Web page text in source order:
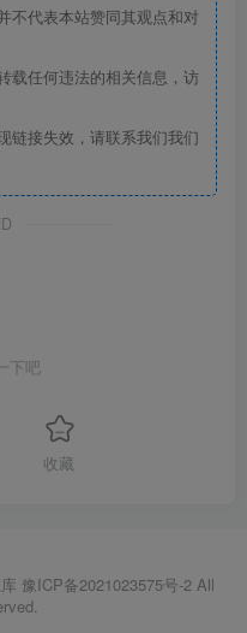
不代表本站赞同其观点和对
载任何违法的相关信息，访
链接失效，请联系我们我们
下吧
收藏
豫ICP备2021023575号-2All